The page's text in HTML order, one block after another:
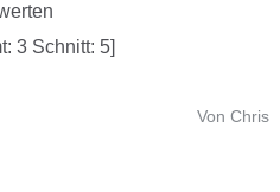
3 Schnitt: 5]
Von Chris